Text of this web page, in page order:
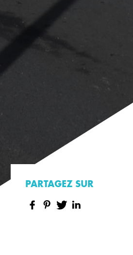
PARTAGEZ SUR